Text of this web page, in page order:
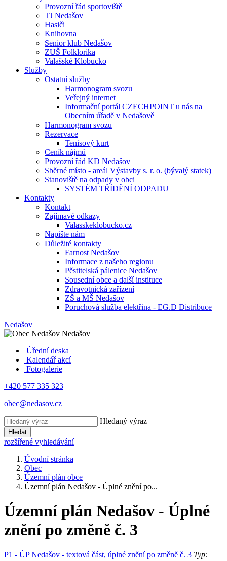
Provozní řád sportoviště
TJ Nedašov
Hasiči
Knihovna
Senior klub Nedašov
ZUŠ Folklorika
Valašské Klobucko
Služby
Ostatní služby
Harmonogram svozu
Veřejný internet
Informační portál CZECHPOINT u nás na
Obecním úřadě v Nedašově
Harmonogram svozu
Rezervace
Tenisový kurt
Ceník nájmů
Provozní řád KD Nedašov
Sběrné místo - areál Výstavby s. r. o. (bývalý statek)
Stanoviště na odpady v obci
SYSTÉM TŘÍDĚNÍ ODPADU
Kontakty
Kontakt
Zajímavé odkazy
Valasskeklobucko.cz
Napište nám
Důležité kontakty
Farnost Nedašov
Informace z našeho regionu
Pěstitelská pálenice Nedašov
Sousední obce a další instituce
Zdravotnická zařízení
ZŠ a MŠ Nedašov
Poruchová služba elektřina - EG.D Distribuce
Nedašov
Nedašov
Úřední deska
Kalendář akcí
Fotogalerie
+420 577 335 323
obec@nedasov.cz
Hledaný výraz
Hledat
rozšířené vyhledávání
Úvodní stránka
Obec
Územní plán obce
Územní plán Nedašov - Úplné znění po...
Územní plán Nedašov - Úplné
znění po změně č. 3
P1 - ÚP Nedašov - textová část, úplné znění po změně č. 3 Typ: